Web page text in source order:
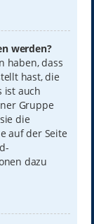
werden?
haben, dass
hast, die
ist auch
Gruppe
die
auf der Seite
dazu